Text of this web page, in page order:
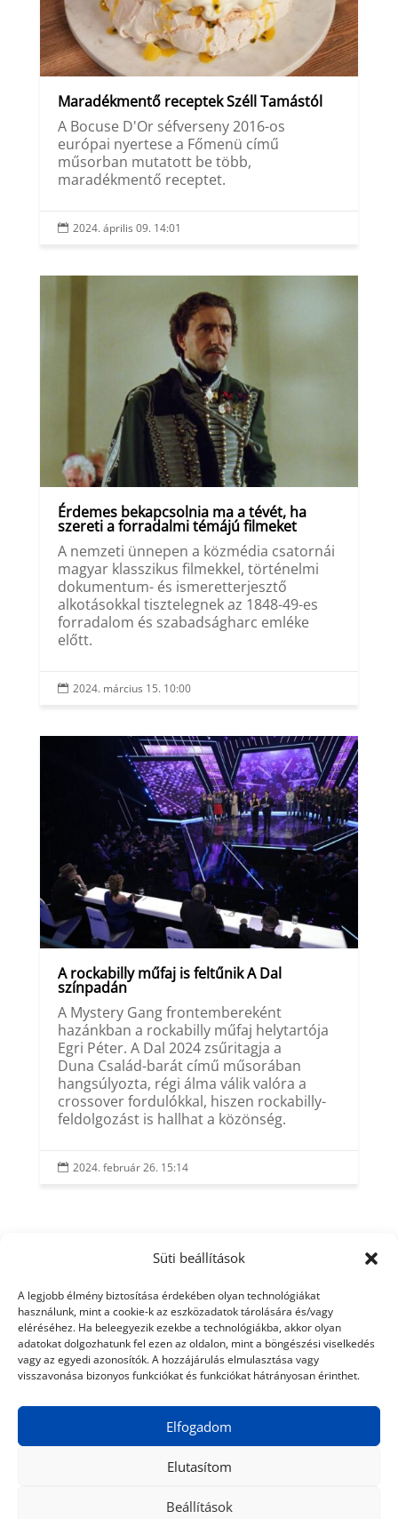
Süti beállítások
A legjobb élmény biztosítása érdekében olyan technológiákat
használunk, mint a cookie-k az eszközadatok tárolására és/vagy
eléréséhez. Ha beleegyezik ezekbe a technológiákba, akkor olyan
adatokat dolgozhatunk fel ezen az oldalon, mint a böngészési viselkedés
vagy az egyedi azonosítók. A hozzájárulás elmulasztása vagy
visszavonása bizonyos funkciókat és funkciókat hátrányosan érinthet.
Elfogadom
Elutasítom
Beállítások
Maradékmentő receptek Széll Tamástól
A Bocuse D'Or séfverseny 2016-os
európai nyertese a Főmenü című
műsorban mutatott be több,
maradékmentő receptet.
 2024. április 09. 14:01
Érdemes bekapcsolnia ma a tévét, ha
szereti a forradalmi témájú filmeket
A nemzeti ünnepen a közmédia csatornái
magyar klasszikus filmekkel, történelmi
dokumentum- és ismeretterjesztő
alkotásokkal tisztelegnek az 1848-49-es
forradalom és szabadságharc emléke
előtt.
 2024. március 15. 10:00
A rockabilly műfaj is feltűnik A Dal
színpadán
A Mystery Gang frontembereként
hazánkban a rockabilly műfaj helytartója
Egri Péter. A Dal 2024 zsűritagja a
Duna Család-barát című műsorában
hangsúlyozta, régi álma válik valóra a
crossover fordulókkal, hiszen rockabilly-
feldolgozást is hallhat a közönség.
 2024. február 26. 15:14
© 2024 Tiéd a Világ
Médiaajánlat